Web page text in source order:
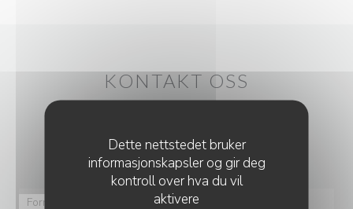
Dette nettstedet bruker
informasjonskapsler og gir deg
kontroll over hva du vil
aktivere
KONTAKT OSS
Fyll ut skjemaet under!